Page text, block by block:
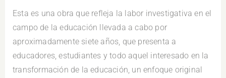
Esta es una obra que refleja la labor investigativa en el
campo de la educación llevada a cabo por
aproximadamente siete años, que presenta a
educadores, estudiantes y todo aquel interesado en la
transformación de la educación, un enfoque original